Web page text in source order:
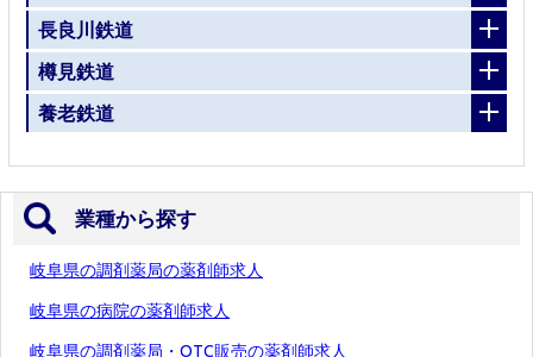
長良川鉄道
樽見鉄道
養老鉄道
業種から探す
岐阜県の調剤薬局の薬剤師求人
岐阜県の病院の薬剤師求人
岐阜県の調剤薬局・OTC販売の薬剤師求人